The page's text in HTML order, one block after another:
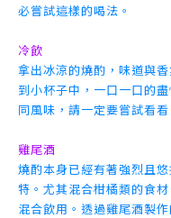
必嘗試這樣的喝法。
冷飲
拿出冰涼的燒酌，味道與
到小杯子中，一口一口的
同風味，請一定要嘗試看看
雞尾酒
燒酌本身已經有著強烈且
特。尤其混合柑橘類的食
混合飲用。透過雞尾酒製